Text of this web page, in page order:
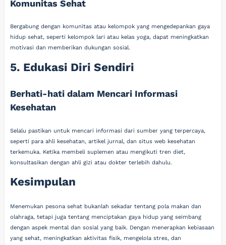
Komunitas Sehat
Bergabung dengan komunitas atau kelompok yang mengedepankan gaya
hidup sehat, seperti kelompok lari atau kelas yoga, dapat meningkatkan
motivasi dan memberikan dukungan sosial.
5. Edukasi Diri Sendiri
Berhati-hati dalam Mencari Informasi
Kesehatan
Selalu pastikan untuk mencari informasi dari sumber yang terpercaya,
seperti para ahli kesehatan, artikel jurnal, dan situs web kesehatan
terkemuka. Ketika membeli suplemen atau mengikuti tren diet,
konsultasikan dengan ahli gizi atau dokter terlebih dahulu.
Kesimpulan
Menemukan pesona sehat bukanlah sekadar tentang pola makan dan
olahraga, tetapi juga tentang menciptakan gaya hidup yang seimbang
dengan aspek mental dan sosial yang baik. Dengan menerapkan kebiasaan
yang sehat, meningkatkan aktivitas fisik, mengelola stres, dan